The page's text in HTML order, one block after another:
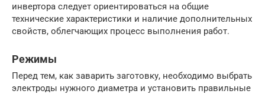
инвертора следует ориентироваться на общие
технические характеристики и наличие дополнительных
свойств, облегчающих процесс выполнения работ.
Режимы
Перед тем, как заварить заготовку, необходимо выбрать
электроды нужного диаметра и установить правильные